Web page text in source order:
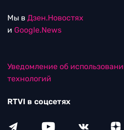
Мы в Дзен.Новостях
и Google.News
Уведомление об
технологий
RTVI в соцсетях